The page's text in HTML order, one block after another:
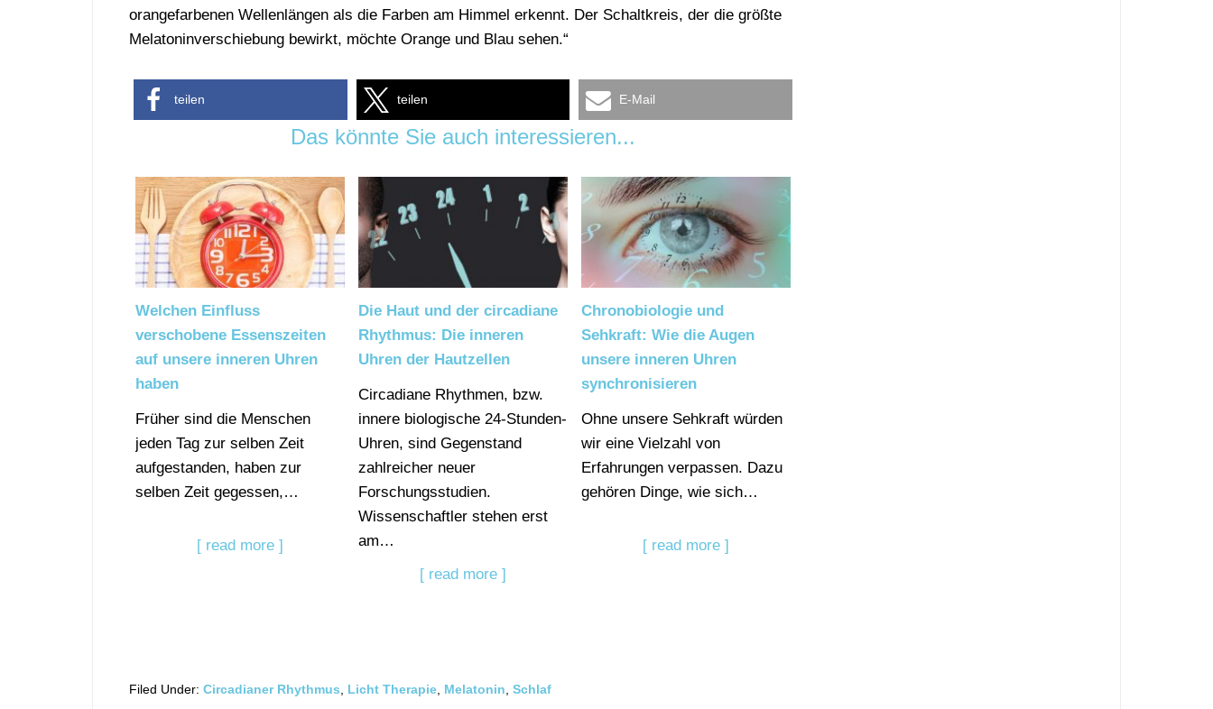
orangefarbenen Wellenlängen als die Farben am Himmel erkennt. Der Schaltkreis, der die größte
Melatoninverschiebung bewirkt, möchte Orange und Blau sehen.“
teilen teilen E-Mail
Das könnte Sie auch interessieren...
Welchen Einfluss
verschobene Essenszeiten
auf unsere inneren Uhren
haben
Früher sind die Menschen
jeden Tag zur selben Zeit
aufgestanden, haben zur
selben Zeit gegessen,…
[ read more ]
Die Haut und der circadiane
Rhythmus: Die inneren
Uhren der Hautzellen
Circadiane Rhythmen, bzw.
innere biologische 24-Stunden-
Uhren, sind Gegenstand
zahlreicher neuer
Forschungsstudien.
Wissenschaftler stehen erst
am…
[ read more ]
Chronobiologie und
Sehkraft: Wie die Augen
unsere inneren Uhren
synchronisieren
Ohne unsere Sehkraft würden
wir eine Vielzahl von
Erfahrungen verpassen. Dazu
gehören Dinge, wie sich…
[ read more ]
Filed Under: Circadianer Rhythmus Licht Therapie Melatonin Schlaf